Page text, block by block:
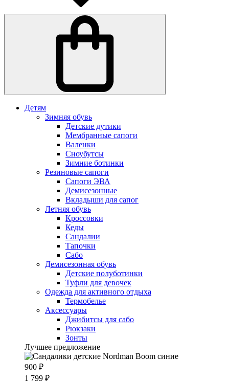
Детям
Зимняя обувь
Детские дутики
Мембранные сапоги
Валенки
Сноубутсы
Зимние ботинки
Резиновые сапоги
Сапоги ЭВА
Демисезонные
Вкладыши для сапог
Летняя обувь
Кроссовки
Кеды
Сандалии
Тапочки
Сабо
Демисезонная обувь
Детские полуботинки
Туфли для девочек
Одежда для активного отдыха
Термобелье
Аксессуары
Джибитсы для сабо
Рюкзаки
Зонты
Лучшее предложение
900 ₽
1 799 ₽